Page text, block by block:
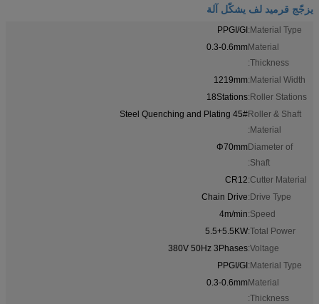
يزجّج قرميد لف يشكّل آلة
Material Type:
PPGI/GI
Material
Thickness:
0.3-0.6mm
Material Width:
1219mm
Roller Stations:
18Stations
Roller & Shaft
Material:
45# Steel Quenching and Plating
Diameter of
Shaft:
Φ70mm
Cutter Material:
CR12
Drive Type:
Chain Drive
Speed:
4m/min
Total Power:
5.5+5.5KW
Voltage:
380V 50Hz 3Phases
Material Type:
PPGI/GI
Material
Thickness:
0.3-0.6mm